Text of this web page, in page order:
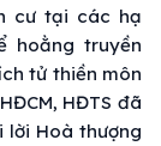
cư tại các hạ
hoằng truyền
tử thiền môn
HĐTS đã
lời Hoà thượng